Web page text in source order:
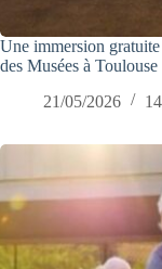
Une immersion
des Musées à Toulouse
21/05/2026